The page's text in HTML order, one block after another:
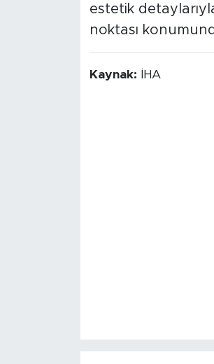
estetik
noktası
Kaynak: İHA